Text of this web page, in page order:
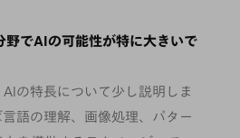
野でAIの可能性が特に大きいで
の特長について少し説明しま
語の理解、画像処理、パター